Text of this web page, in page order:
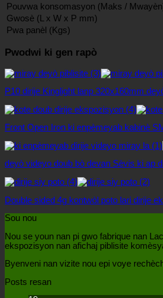
Pouvwa konsomasyon (Maks /
Gwosè (L x W x P mm)
Pwa panèl (Kgs)
Pwodwi ki gen rapò
P10 dirije Kinglight lanp 320x160mm
Front Open Iron ki enpèmeyab kabinè
deyò videyo doub bò devan Sèvis ki ap
Double sided 4g kontwòl poto lari dirije
Sou nou
Nou se youn nan pi gwo fabrique nan
ekspozisyon nan afichaj piblisite
Byenveni nan vizite nou epi voye
Posts resan